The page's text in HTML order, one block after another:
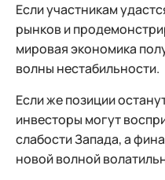
Если участникам
рынков и
мировая экономика
волны нестабильности.
Если же позиции
инвесторы могут
слабости Запада, а
новой волной